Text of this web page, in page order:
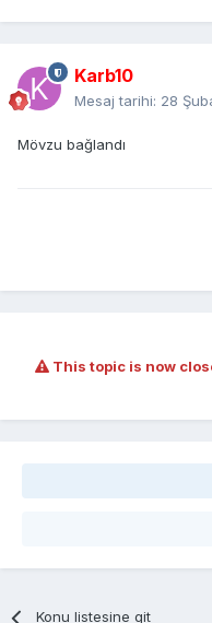
Karb10
Mesaj tarihi: 28
Mövzu bağlandı
This topic is now
Konu listesine git